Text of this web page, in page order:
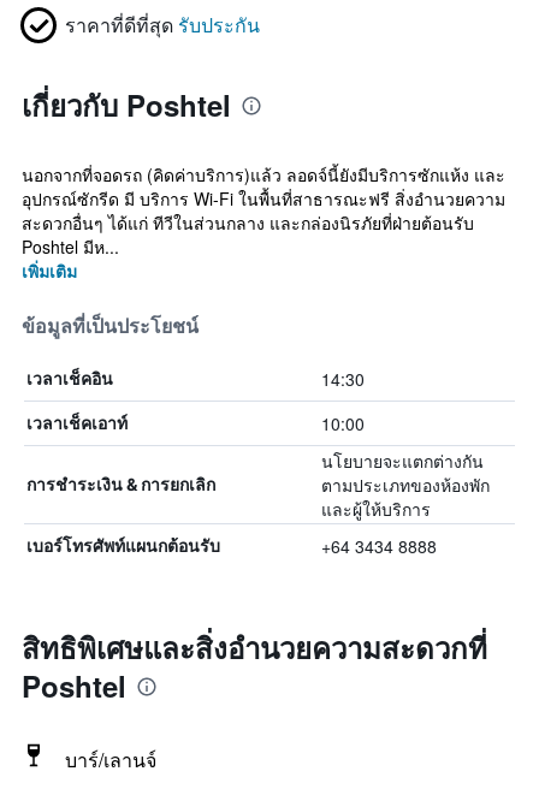
ราคาที่ดีที่สุด รับประกัน
เกี่ยวกับ Poshtel
นอกจากที่จอดรถ (คิดค่าบริการ)แล้ว ลอดจ์นี้ยังมีบริการซักแห้ง และ
อุปกรณ์ซักรีด มี บริการ Wi-Fi ในพื้นที่สาธารณะฟรี สิ่งอำนวยความ
สะดวกอื่นๆ ได้แก่ ทีวีในส่วนกลาง และกล่องนิรภัยที่ฝ่ายต้อนรับ
Poshtel มีห...
เพิ่มเติม
ข้อมูลที่เป็นประโยชน์
เวลาเช็คอิน 14:30
เวลาเช็คเอาท์ 10:00
การชำระเงิน & การยกเลิก
นโยบายจะแตกต่างกัน
ตามประเภทของห้องพัก
และผู้ให้บริการ
เบอร์โทรศัพท์แผนกต้อนรับ +64 3434 8888
สิทธิพิเศษและสิ่งอำนวยความสะดวกที่
Poshtel
บาร์/เลานจ์